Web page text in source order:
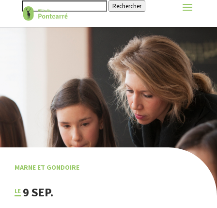
Rechercher
MARNE ET GONDOIRE
9 SEP.